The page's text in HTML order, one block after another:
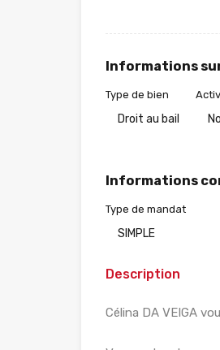
Informations
Type de bien
Droit au bail
Informations
Type de mandat
SIMPLE
Description
Célina DA VEIGA